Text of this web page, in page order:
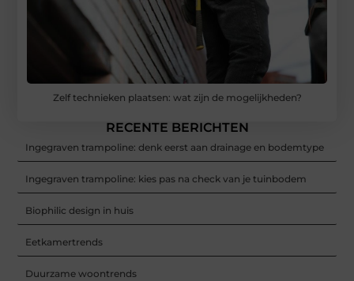
Zelf technieken plaatsen: wat zijn de mogelijkheden?
RECENTE BERICHTEN
Ingegraven trampoline: denk eerst aan drainage en bodemtype
Ingegraven trampoline: kies pas na check van je tuinbodem
Biophilic design in huis
Eetkamertrends
Duurzame woontrends